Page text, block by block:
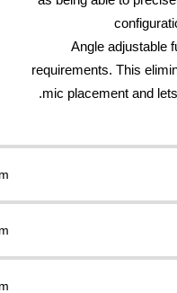
Angle adjustable
requirements. This
mic placement and